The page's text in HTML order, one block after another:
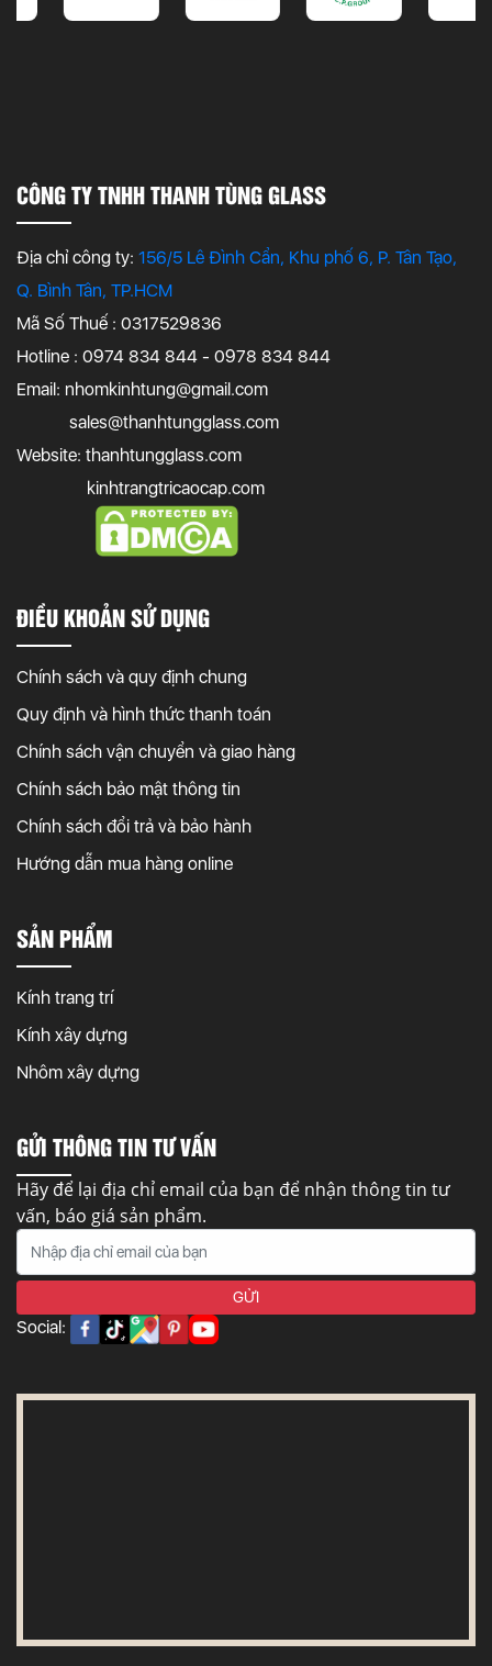
CÔNG TY TNHH THANH TÙNG GLASS
Địa chỉ công ty: 156/5 Lê Đình Cẩn, Khu phố 6, P. Tân Tạo,
Q. Bình Tân, TP.HCM
Mã Số Thuế : 0317529836
Hotline : 0974 834 844 - 0978 834 844
Email: nhomkinhtung@gmail.com
sales@thanhtungglass.com
Website: thanhtungglass.com
kinhtrangtricaocap.com
ĐIỀU KHOẢN SỬ DỤNG
Chính sách và quy định chung
Quy định và hình thức thanh toán
Chính sách vận chuyển và giao hàng
Chính sách bảo mật thông tin
Chính sách đổi trả và bảo hành
Hướng dẫn mua hàng online
SẢN PHẨM
Kính trang trí
Kính xây dựng
Nhôm xây dựng
GỬI THÔNG TIN TƯ VẤN
Hãy để lại địa chỉ email của bạn để nhận thông tin tư
vấn, báo giá sản phẩm.
Social: